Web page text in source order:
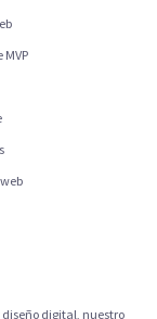
MVP
diseño digital, nuestro